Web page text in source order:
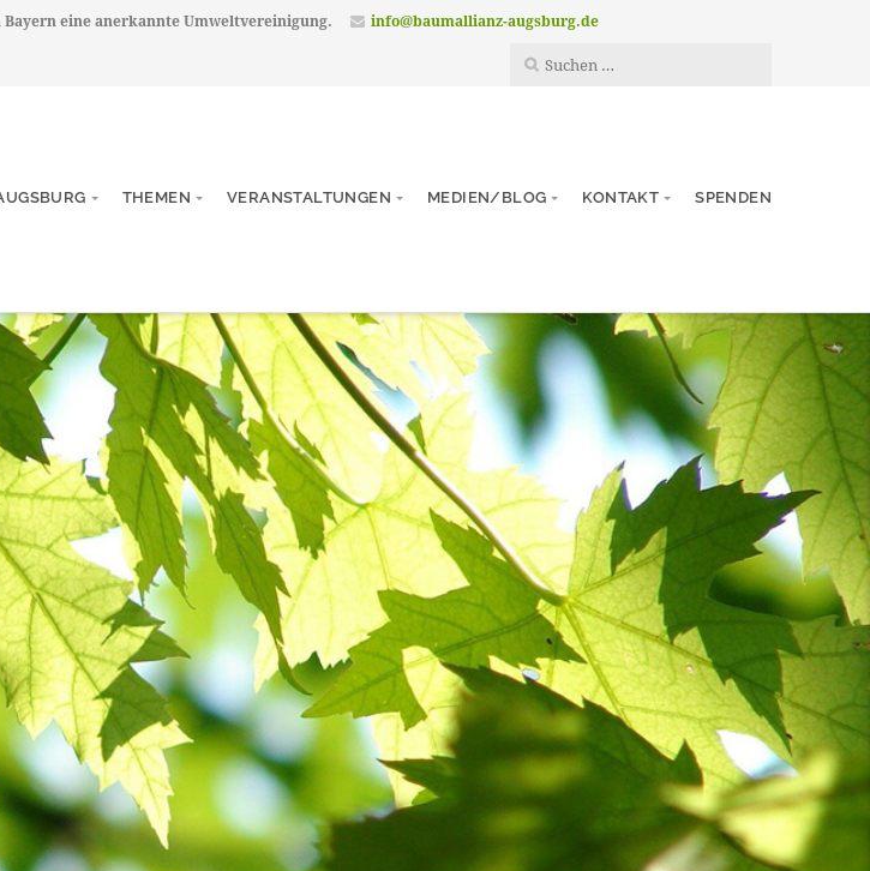
Bayern eine anerkannte Umweltvereinigung. info@baumallianz-augsburg.de
THEMEN VERANSTALTUNGEN MEDIEN/BLOG KONTAKT SPENDEN